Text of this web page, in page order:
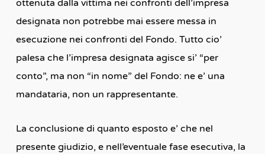
ottenuta dalla vittima nei confronti dell’impresa
designata non potrebbe mai essere messa in
esecuzione nei confronti del Fondo. Tutto cio’
palesa che l’impresa designata agisce si’ “per
conto”, ma non “in nome” del Fondo: ne e’ una
mandataria, non un rappresentante.
La conclusione di quanto esposto e’ che nel
presente giudizio, e nell’eventuale fase esecutiva, la